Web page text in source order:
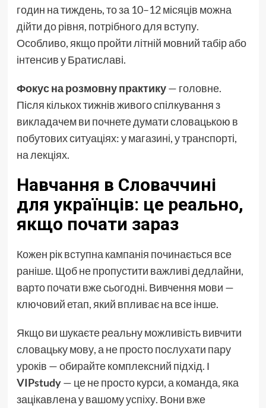
годин на тиждень, то за 10–12 місяців можна
дійти до рівня, потрібного для вступу.
Особливо, якщо пройти літній мовний табір або
інтенсив у Братиславі.
Фокус на розмовну практику— головне.
Після кількох тижнів живого спілкування з
викладачем ви почнете думати словацькою в
побутових ситуаціях: у магазині, у транспорті,
на лекціях.
Навчання в Словаччині
для українців: це реально,
якщо почати зараз
Кожен рік вступна кампанія починається все
раніше. Щоб не пропустити важливі дедлайни,
варто почати вже сьогодні. Вивчення мови —
ключовий етап, який впливає на все інше.
Якщо ви шукаєте реальну можливість вивчити
словацьку мову, а не просто послухати пару
уроків — обирайте комплексний підхід. І
VIPstudy— це не просто курси, а команда, яка
зацікавлена у вашому успіху. Вони вже